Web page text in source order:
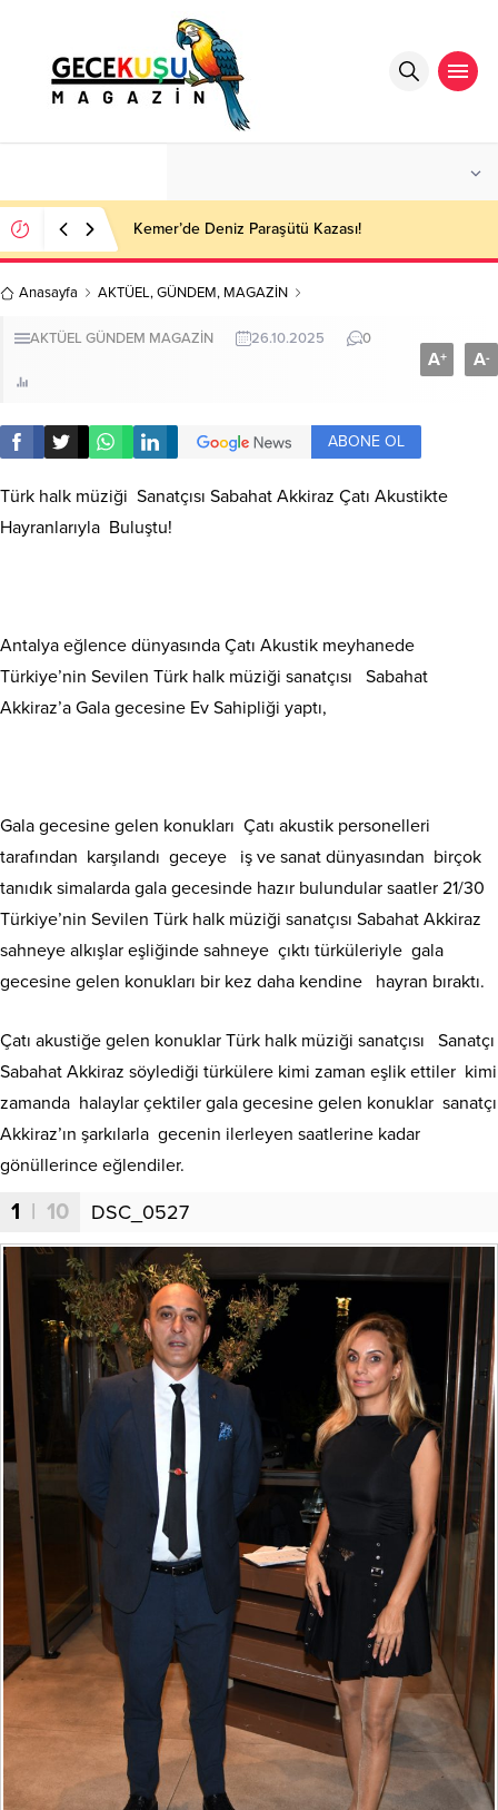
Kemer’de Deniz Paraşütü Kazası!
Anasayfa AKTÜEL,GÜNDEM, MAGAZİN
AKTÜEL GÜNDEM MAGAZİN 26.10.2025 0
A+ A-
ABONE OL
Türk halk müziği Sanatçısı Sabahat Akkiraz Çatı Akustikte
Hayranlarıyla Buluştu!
Antalya eğlence dünyasında Çatı Akustik meyhanede
Türkiye’nin Sevilen Türk halk müziği sanatçısı Sabahat
Akkiraz’a Gala gecesine Ev Sahipliği yaptı,
Gala gecesine gelen konukları Çatı akustik personelleri
tarafından karşılandı geceye iş ve sanat dünyasından birçok
tanıdık simalarda gala gecesinde hazır bulundular saatler 21/30
Türkiye’nin Sevilen Türk halk müziği sanatçısı Sabahat Akkiraz
sahneye alkışlar eşliğinde sahneye çıktı türküleriyle gala
gecesine gelen konukları bir kez daha kendine hayran bıraktı.
Çatı akustiğe gelen konuklar Türk halk müziği sanatçısı Sanatçı
Sabahat Akkiraz söylediği türkülere kimi zaman eşlik ettiler kimi
zamanda halaylar çektiler gala gecesine gelen konuklar sanatçı
Akkiraz’ın şarkılarla gecenin ilerleyen saatlerine kadar
gönüllerince eğlendiler.
1 | 10 DSC_0527